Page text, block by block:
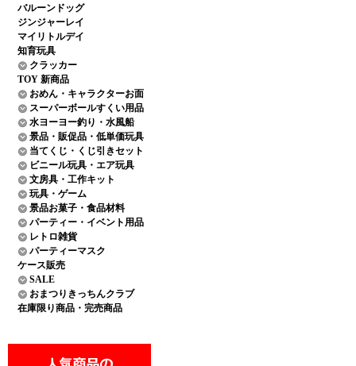
バルーンドッグ
ジンジャーレイ
マイリトルデイ
知育玩具
クラッカー
TOY 新商品
おめん・キャラクターお面
スーパーボールすくい用品
水ヨーヨー釣り・水風船
景品・販促品・低単価玩具
当てくじ・くじ引きセット
ビニール玩具・エア玩具
文房具・工作キット
玩具・ゲーム
景品お菓子・食品材料
パーティー・イベント用品
レトロ雑貨
パーティーマスク
ケース販売
SALE
おまつりきっちんクラブ
在庫限り商品・完売商品